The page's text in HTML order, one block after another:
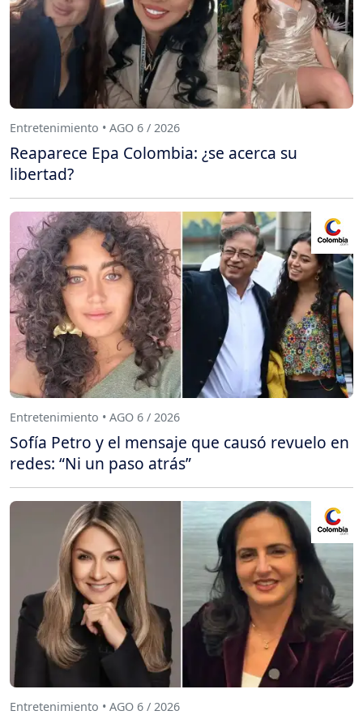
Entretenimiento • AGO 6 / 2026
Reaparece Epa Colombia: ¿se acerca su
libertad?
Entretenimiento • AGO 6 / 2026
Sofía Petro y el mensaje que causó revuelo en
redes: “Ni un paso atrás”
Entretenimiento • AGO 6 / 2026